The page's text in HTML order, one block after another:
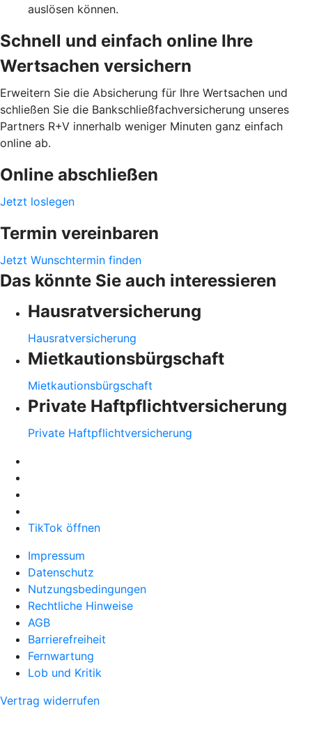
auslösen können.
Schnell und einfach online Ihre
Wertsachen versichern
Erweitern Sie die Absicherung für Ihre Wertsachen und
schließen Sie die Bankschließfachversicherung unseres
Partners R+V innerhalb weniger Minuten ganz einfach
online ab.
Online abschließen
Jetzt loslegen
Termin vereinbaren
Jetzt Wunschtermin finden
Das könnte Sie auch interessieren
Hausratversicherung
Hausratversicherung
Mietkautionsbürgschaft
Mietkautionsbürgschaft
Private Haftpflichtversicherung
Private Haftpflichtversicherung
TikTok öffnen
Impressum
Datenschutz
Nutzungsbedingungen
Rechtliche Hinweise
AGB
Barrierefreiheit
Fernwartung
Lob und Kritik
Vertrag widerrufen